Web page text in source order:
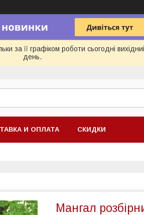
за її графіком роботи сьогодні
день.
И ОПЛАТА СКИДКИ
Мангал